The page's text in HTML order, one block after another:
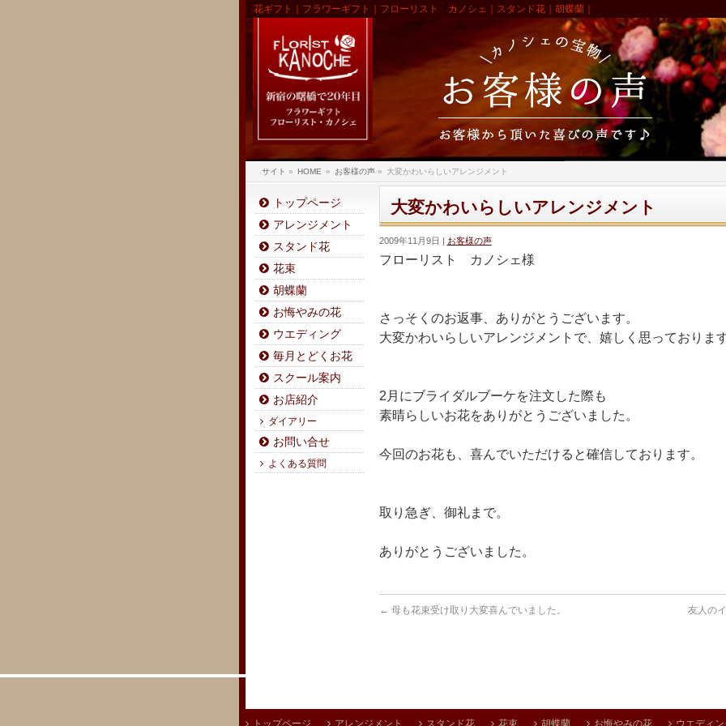
花ギフト｜フラワーギフト｜フローリスト カノシェ｜スタンド花｜胡蝶蘭｜
サイト » HOME » お客様の声» 大変かわいらしいアレンジメント
大変かわいらしいアレンジメント
2009年11月9日 お客様の声
フローリスト カノシェ様
さっそくのお返事、ありがとうございます。
大変かわいらしいアレンジメントで、嬉しく思っておりま
2月にブライダルブーケを注文した際も
素晴らしいお花をありがとうございました。
今回のお花も、喜んでいただけると確信しております。
取り急ぎ、御礼まで。
ありがとうございました。
← 母も花束受け取り大変喜んでいました。 友人の
トップページ
アレンジメント
スタンド花
花束
胡蝶蘭
お悔やみの花
ウエディング
毎月とどくお花
スクール案内
お店紹介
ダイアリー
お問い合せ
よくある質問
トップページ アレンジメント スタンド花 花束 胡蝶蘭 お悔やみの花 ウエディン